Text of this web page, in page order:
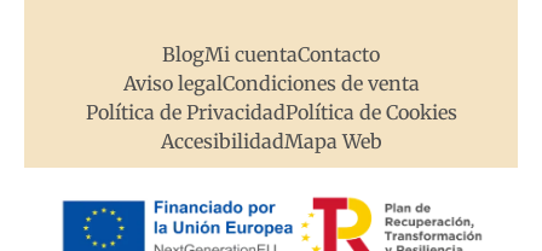
BlogMi cuentaContacto
Aviso legalCondiciones de venta
Política de PrivacidadPolítica de Cookies
AccesibilidadMapa Web